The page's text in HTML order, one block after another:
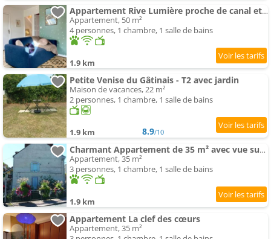
Appartement Rive Lumière proche de canal et city center
Appartement, 50 m²
4 personnes, 1 chambre, 1 salle de bains
1.9 km
Petite Venise du Gâtinais - T2 avec jardin
Maison de vacances, 22 m²
2 personnes, 1 chambre, 1 salle de bains
1.9 km 8.9/10
Charmant Appartement de 35 m² avec vue sur le lac
Appartement, 35 m²
3 personnes, 1 chambre, 1 salle de bains
1.9 km
Appartement La clef des cœurs
Appartement, 35 m²